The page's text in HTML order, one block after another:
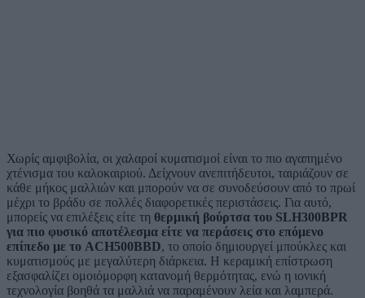
Χωρίς αμφιβολία, οι χαλαροί κυματισμοί είναι το πιο αγαπημένο
χτένισμα του καλοκαιριού. Δείχνουν ανεπιτήδευτοι, ταιριάζουν σε
κάθε μήκος μαλλιών και μπορούν να σε συνοδεύσουν από το πρωί
μέχρι το βράδυ σε πολλές διαφορετικές περιστάσεις. Για αυτό,
μπορείς να επιλέξεις είτε τη θερμική βούρτσα του SLH300BPR
για πιο φυσικό αποτέλεσμα είτε να περάσεις στο επόμενο
επίπεδο με το ACH500BBD, το οποίο δημιουργεί μπούκλες και
κυματισμούς με μεγαλύτερη διάρκεια. Η κεραμική επίστρωση
εξασφαλίζει ομοιόμορφη κατανομή θερμότητας, ενώ η ιονική
τεχνολογία βοηθά τα μαλλιά να παραμένουν λεία και λαμπερά.